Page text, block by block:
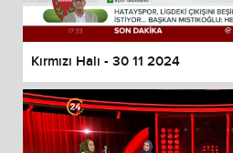
Kırmızı Halı - 30 11 2024